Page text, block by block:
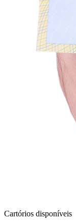
Cartórios disponíveis